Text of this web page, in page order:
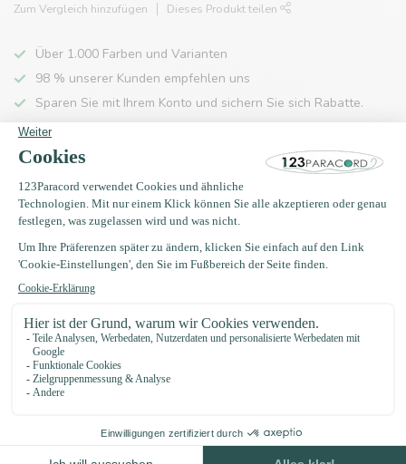
Zum Vergleich hinzufügen Dieses Produkt teilen
Über 1.000 Farben und Varianten
98 % unserer Kunden empfehlen uns
Sparen Sie mit Ihrem Konto und sichern Sie sich Rabatte.
Kostenlose Lieferung nach Hause ab 150 €
Produktbeschreibung
Zuletzt angesehen